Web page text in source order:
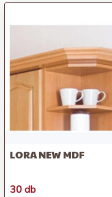
LORA NEW MDF
30 db